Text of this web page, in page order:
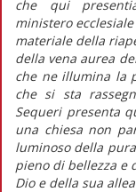
che qui
ministero
materiale della
della vena aurea
che ne illumina la
che si sta
Sequeri presenta
una chiesa non
luminoso della
pieno di bellezza e
Dio e della sua